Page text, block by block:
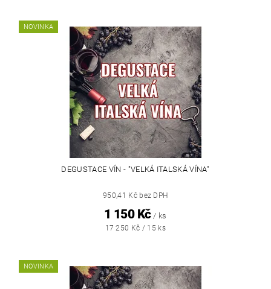
NOVINKA
DEGUSTACE VÍN - "VELKÁ ITALSKÁ VÍNA"
950,41 Kč bez DPH
1 150 Kč / ks
17 250 Kč / 15 ks
NOVINKA